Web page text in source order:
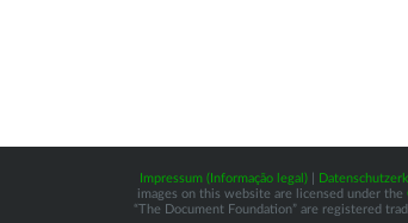
Impressum (Informação legal)|
images on this website are licensed under the
“The Document Foundation” are registered